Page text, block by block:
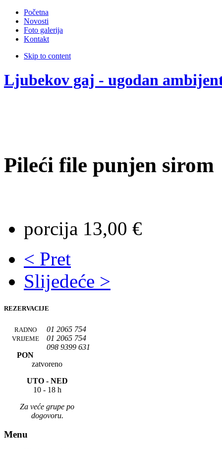
Početna
Novosti
Foto galerija
Kontakt
Skip to content
Ljubekov gaj - ugodan
Pileći file punjen sirom
porcija 13,00 €
< Pret
Slijedeće >
REZERVACIJE
01 2065 754
01 2065 754
098 9399 631
RADNO
VRIJEME
PON
zatvoreno
UTO - NED
10 - 18 h
Za veće grupe po
dogovoru.
Menu